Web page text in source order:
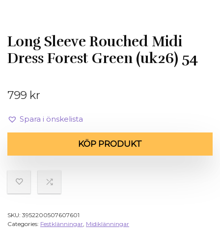
Long Sleeve Rouched Midi
Dress Forest Green (uk26) 54
799 kr
Spara i önskelista
KÖP PRODUKT
SKU: 3952200507607601
Categories: Festklänningar, Midiklänningar